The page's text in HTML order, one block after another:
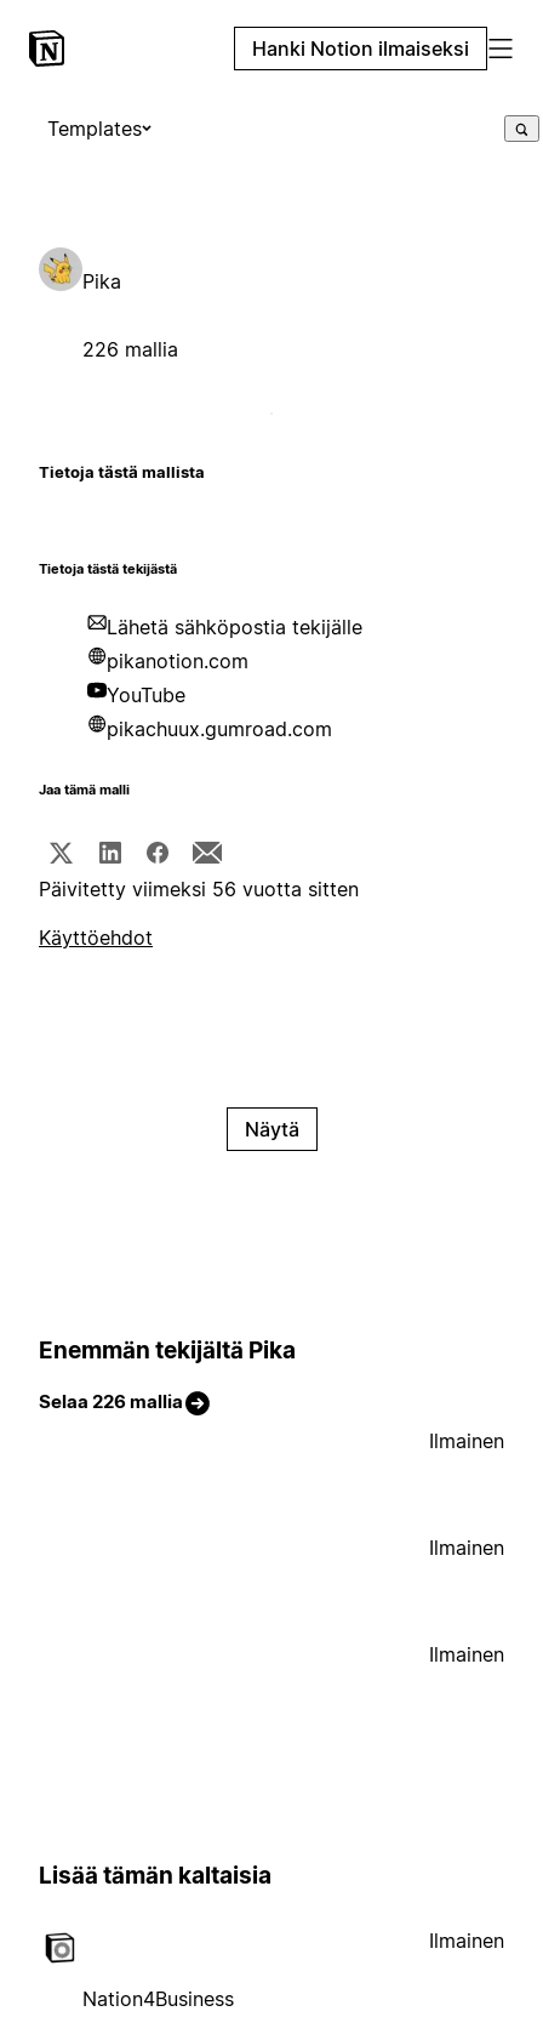
Hanki Notion ilmaiseksi
Templates
Pika
226 mallia
Tietoja tästä mallista
Tietoja tästä tekijästä
Lähetä sähköpostia tekijälle
pikanotion.com
YouTube
pikachuux.gumroad.com
Jaa tämä malli
Päivitetty viimeksi 56 vuotta sitten
Käyttöehdot
Näytä
Enemmän tekijältä Pika
Selaa 226 mallia
Ilmainen
Ilmainen
Ilmainen
Lisää tämän kaltaisia
Nation4Business
Ilmainen